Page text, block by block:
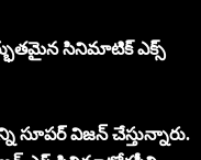
సినిమాటిక్ ఎక్స్
సూపర్ విజన్ చేస్తున్నారు.